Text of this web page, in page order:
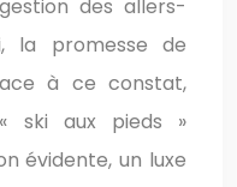
des allers-
la promesse de
à ce constat,
ski aux pieds »
évidente, un luxe